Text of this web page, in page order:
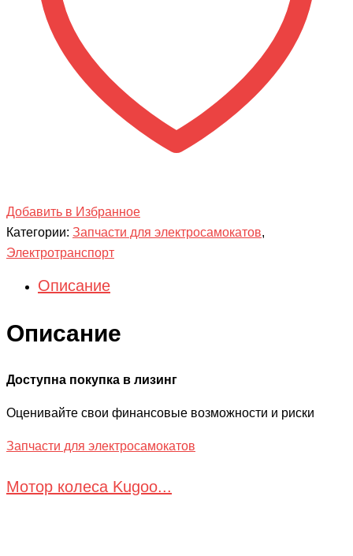
Добавить в Избранное
Категории: Запчасти для электросамокатов,
Электротранспорт
Описание
Описание
Доступна покупка в лизинг
Оценивайте свои финансовые возможности и риски
Запчасти для электросамокатов
Мотор колеса Kugoo...